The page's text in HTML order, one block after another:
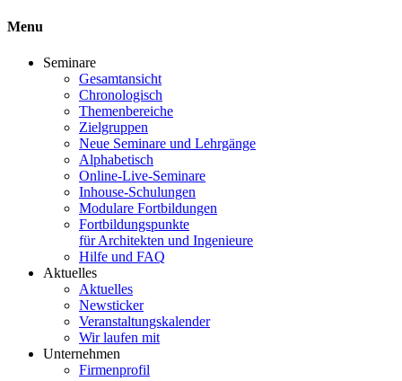
Menu
Seminare
Gesamtansicht
Chronologisch
Themenbereiche
Zielgruppen
Neue Seminare und Lehrgänge
Alphabetisch
Online-Live-Seminare
Inhouse-Schulungen
Modulare Fortbildungen
Fortbildungspunkte
für Architekten und Ingenieure
Hilfe und FAQ
Aktuelles
Aktuelles
Newsticker
Veranstaltungskalender
Wir laufen mit
Unternehmen
Firmenprofil